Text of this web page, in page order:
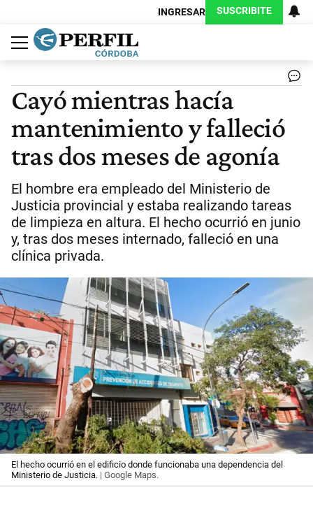
INGRESAR SUSCRIBITE
Política
Economía
Judiciales
Sociedad
Cultura
Espectáculos
Deportes
Protagonistas
Cayó mientras hacía
mantenimiento y falleció
tras dos meses de agonía
El hombre era empleado del Ministerio de
Justicia provincial y estaba realizando tareas
de limpieza en altura. El hecho ocurrió en junio
y, tras dos meses internado, falleció en una
clínica privada.
El hecho ocurrió en el edificio donde funcionaba una dependencia del
Ministerio de Justicia. | Google Maps.